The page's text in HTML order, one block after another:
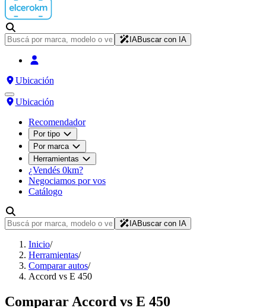
IABuscar con IA
Ubicación
Ubicación
Recomendador
Por tipo
Por marca
Herramientas
¿Vendés 0km?
Negociamos por vos
Catálogo
IABuscar con IA
Inicio/
Herramientas/
Comparar autos/
Accord vs E 450
Comparar Accord vs E 450